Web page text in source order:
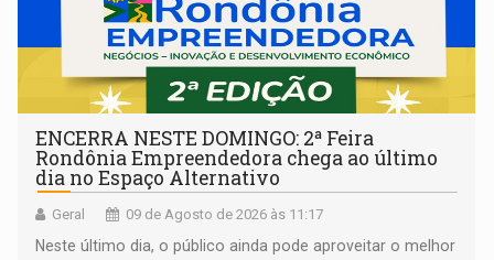
ENCERRA NESTE DOMINGO: 2ª Feira
Rondônia Empreendedora chega ao último
dia no Espaço Alternativo
Geral 09 de Agosto de 2026 às 11:17
Neste último dia, o público ainda pode aproveitar o melhor